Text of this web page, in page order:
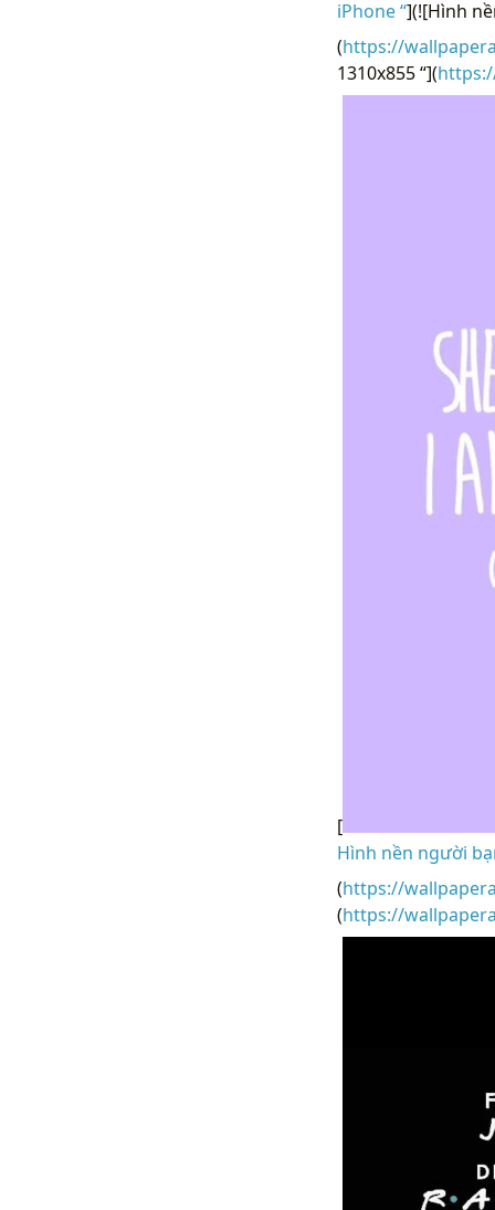
iPhone “](![Hình
(https://
1310x855 “](
[
Hình nền người
(https://
(https://